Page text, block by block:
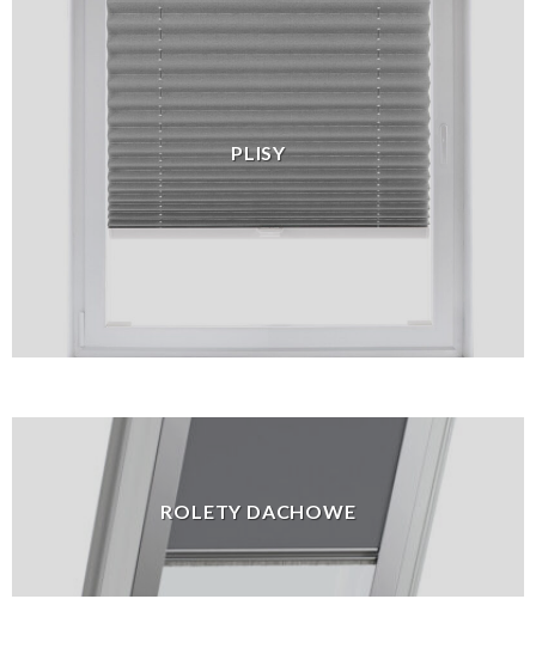
PLISY
ROLETY DACHOWE